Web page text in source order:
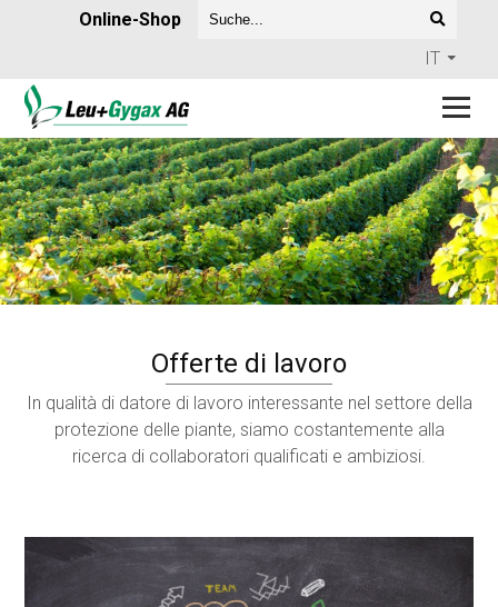
Online-Shop
IT
Offerte di lavoro
In qualità di datore di lavoro interessante nel settore della
protezione delle piante, siamo costantemente alla
ricerca di collaboratori qualificati e ambiziosi.